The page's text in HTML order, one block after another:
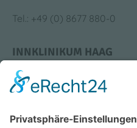
Tel.: +49 (0) 8677 880-0
INNKLINIKUM HAAG
Krankenhausstraße 4
83527 Haag i. OB